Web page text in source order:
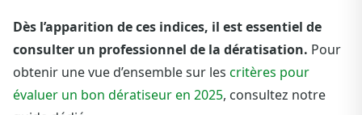
Dès l’apparition de ces indices, il est essentiel de
consulter un professionnel de la dératisation. Pour
obtenir une vue d’ensemble sur les critères pour
évaluer un bon dératiseur en 2025, consultez notre